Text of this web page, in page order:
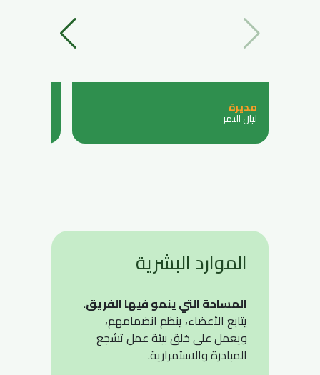
مديرة
ليان النمر
الموارد البشرية
المساحة التي ينمو فيها الفريق.
يتابع الأعضاء، ينظم انضمامهم،
ويعمل على خلق بيئة عمل تشجع
المبادرة والاستمرارية.